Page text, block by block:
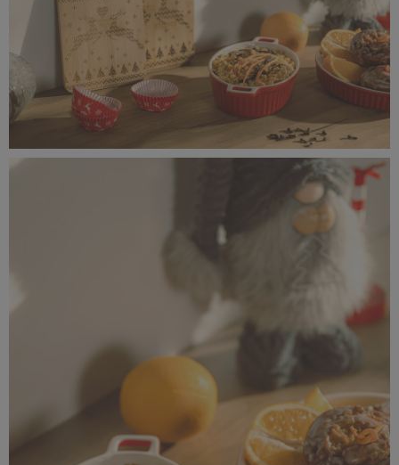
IMG_8784 kopia — kopia.jpg